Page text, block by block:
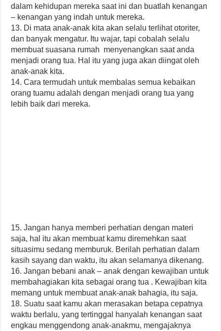
dalam kehidupan mereka saat ini dan buatlah kenangan
– kenangan yang indah untuk mereka.
13. Di mata anak-anak kita akan selalu terlihat otoriter,
dan banyak mengatur. Itu wajar, tapi cobalah selalu
membuat suasana rumah menyenangkan saat anda
menjadi orang tua. Hal itu yang juga akan diingat oleh
anak-anak kita.
14. Cara termudah untuk membalas semua kebaikan
orang tuamu adalah dengan menjadi orang tua yang
lebih baik dari mereka.
15. Jangan hanya memberi perhatian dengan materi
saja, hal itu akan membuat kamu diremehkan saat
situasimu sedang memburuk. Berilah perhatian dalam
kasih sayang dan waktu, itu akan selamanya dikenang.
16. Jangan bebani anak – anak dengan kewajiban untuk
membahagiakan kita sebagai orang tua . Kewajiban kita
memang untuk membuat anak-anak bahagia, itu saja.
18. Suatu saat kamu akan merasakan betapa cepatnya
waktu berlalu, yang tertinggal hanyalah kenangan saat
engkau menggendong anak-anakmu, mengajaknya